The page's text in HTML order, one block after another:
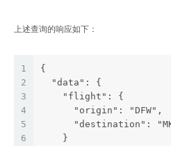
上述查询的响应如下：
1
2
3
4
5
6
{
  "data": {
    "flight": {
      "origin": "DFW",
"destination":
    }